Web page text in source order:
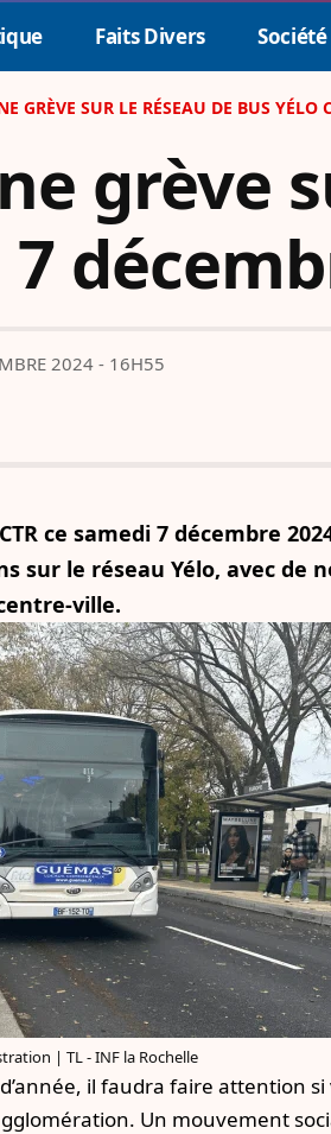
Faits Divers Société
GRÈVE SUR LE RÉSEAU DE BUS YÉLO
grève
2024 - 16H55
ce samedi 7 décembre
sur le réseau Yélo, avec de
ville.
| TL - INF la Rochelle
il faudra faire attention
Un mouvement